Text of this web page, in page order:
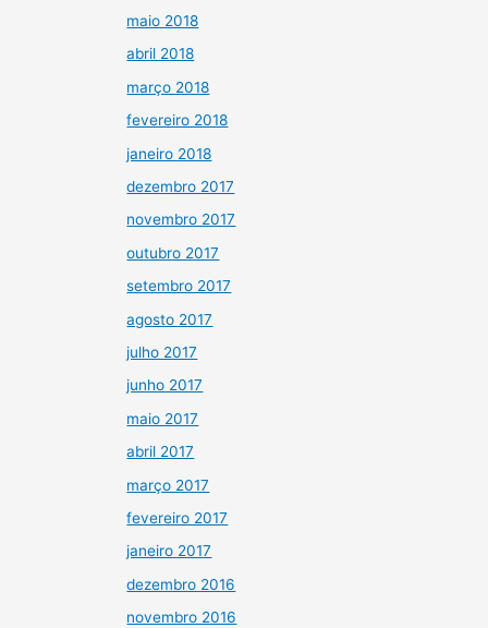
maio 2018
abril 2018
março 2018
fevereiro 2018
janeiro 2018
dezembro 2017
novembro 2017
outubro 2017
setembro 2017
agosto 2017
julho 2017
junho 2017
maio 2017
abril 2017
março 2017
fevereiro 2017
janeiro 2017
dezembro 2016
novembro 2016